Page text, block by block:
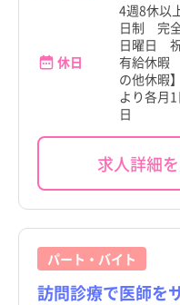
休日
4週8休以
日制 完
日曜日
有給休暇
の他休暇
より各月
日
求人詳細
パート・バイト
訪問診療で医師を